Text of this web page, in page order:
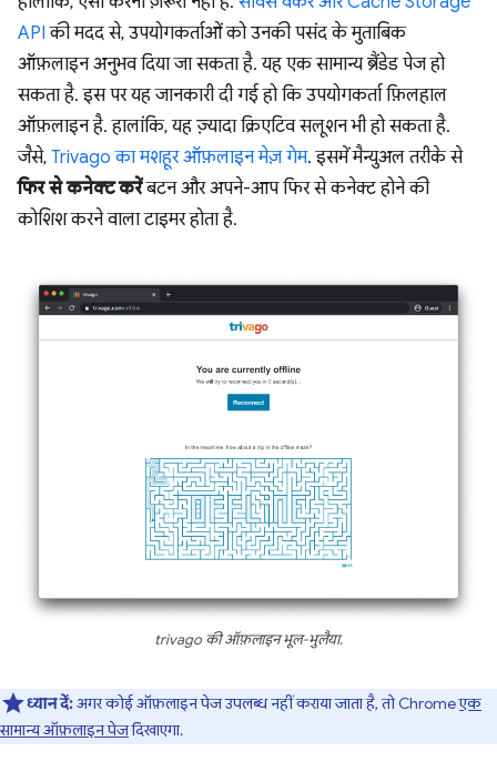
API की मदद से, उपयोगकर्ताओं को उनकी पसंद के मुताबिक
ऑफ़लाइन अनुभव दिया जा सकता है. यह एक सामान्य ब्रैंडेड पेज हो
सकता है. इस पर यह जानकारी दी गई हो कि उपयोगकर्ता फ़िलहाल
ऑफ़लाइन है. हालांकि, यह ज़्यादा क्रिएटिव सलूशन भी हो सकता है.
जैसे, Trivago का मशहूर ऑफ़लाइन मेज़ गेम. इसमें मैन्युअल तरीके से
फिर से कनेक्ट करेंबटन और अपने-आप फिर से कनेक्ट होने की
कोशिश करने वाला टाइमर होता है.
trivago की ऑफ़लाइन भूल-भुलैया.
ध्यान दें:अगर कोई ऑफ़लाइन पेज उपलब्ध नहीं कराया जाता है, तो Chromeएक
सामान्य ऑफ़लाइन पेजदिखाएगा.